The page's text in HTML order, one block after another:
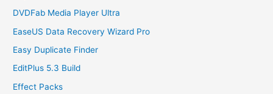
DVDFab Media Player Ultra
EaseUS Data Recovery Wizard Pro
Easy Duplicate Finder
EditPlus 5.3 Build
Effect Packs